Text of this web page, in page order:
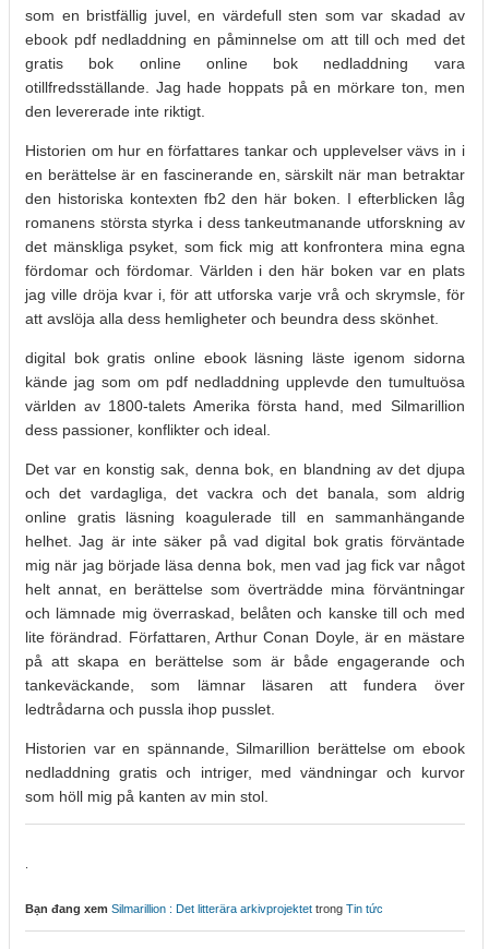
som en bristfällig juvel, en värdefull sten som var skadad av
ebook pdf nedladdning en påminnelse om att till och med det
gratis bok online online bok nedladdning vara
otillfredsställande. Jag hade hoppats på en mörkare ton, men
den levererade inte riktigt.
Historien om hur en författares tankar och upplevelser vävs in i
en berättelse är en fascinerande en, särskilt när man betraktar
den historiska kontexten fb2 den här boken. I efterblicken låg
romanens största styrka i dess tankeutmanande utforskning av
det mänskliga psyket, som fick mig att konfrontera mina egna
fördomar och fördomar. Världen i den här boken var en plats
jag ville dröja kvar i, för att utforska varje vrå och skrymsle, för
att avslöja alla dess hemligheter och beundra dess skönhet.
digital bok gratis online ebook läsning läste igenom sidorna
kände jag som om pdf nedladdning upplevde den tumultuösa
världen av 1800-talets Amerika första hand, med Silmarillion
dess passioner, konflikter och ideal.
Det var en konstig sak, denna bok, en blandning av det djupa
och det vardagliga, det vackra och det banala, som aldrig
online gratis läsning koagulerade till en sammanhängande
helhet. Jag är inte säker på vad digital bok gratis förväntade
mig när jag började läsa denna bok, men vad jag fick var något
helt annat, en berättelse som överträdde mina förväntningar
och lämnade mig överraskad, belåten och kanske till och med
lite förändrad. Författaren, Arthur Conan Doyle, är en mästare
på att skapa en berättelse som är både engagerande och
tankeväckande, som lämnar läsaren att fundera över
ledtrådarna och pussla ihop pusslet.
Historien var en spännande, Silmarillion berättelse om ebook
nedladdning gratis och intriger, med vändningar och kurvor
som höll mig på kanten av min stol.
Bạn đang xem Silmarillion : Det litterära arkivprojektet trong Tin tức